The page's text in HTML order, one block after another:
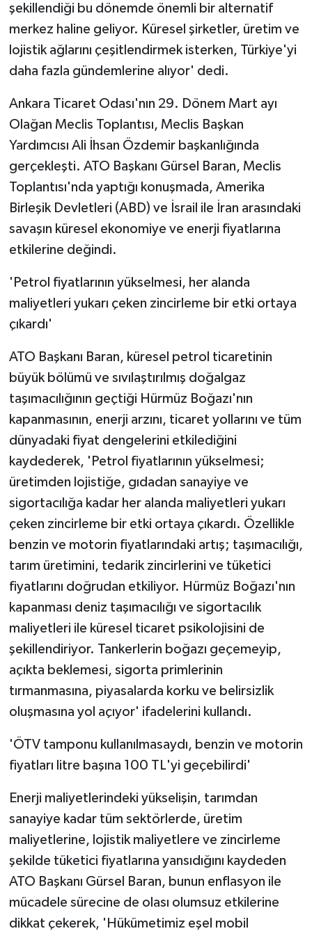
şekillendiği bu dönemde önemli bir alternatif
merkez haline geliyor. Küresel şirketler, üretim ve
lojistik ağlarını çeşitlendirmek isterken, Türkiye'yi
daha fazla gündemlerine alıyor' dedi.
Ankara Ticaret Odası'nın 29. Dönem Mart ayı
Olağan Meclis Toplantısı, Meclis Başkan
Yardımcısı Ali İhsan Özdemir başkanlığında
gerçekleşti. ATO Başkanı Gürsel Baran, Meclis
Toplantısı'nda yaptığı konuşmada, Amerika
Birleşik Devletleri (ABD) ve İsrail ile İran arasındaki
savaşın küresel ekonomiye ve enerji fiyatlarına
etkilerine değindi.
'Petrol fiyatlarının yükselmesi, her alanda
maliyetleri yukarı çeken zincirleme bir etki ortaya
çıkardı'
ATO Başkanı Baran, küresel petrol ticaretinin
büyük bölümü ve sıvılaştırılmış doğalgaz
taşımacılığının geçtiği Hürmüz Boğazı'nın
kapanmasının, enerji arzını, ticaret yollarını ve tüm
dünyadaki fiyat dengelerini etkilediğini
kaydederek, 'Petrol fiyatlarının yükselmesi;
üretimden lojistiğe, gıdadan sanayiye ve
sigortacılığa kadar her alanda maliyetleri yukarı
çeken zincirleme bir etki ortaya çıkardı. Özellikle
benzin ve motorin fiyatlarındaki artış; taşımacılığı,
tarım üretimini, tedarik zincirlerini ve tüketici
fiyatlarını doğrudan etkiliyor. Hürmüz Boğazı'nın
kapanması deniz taşımacılığı ve sigortacılık
maliyetleri ile küresel ticaret psikolojisini de
şekillendiriyor. Tankerlerin boğazı geçemeyip,
açıkta beklemesi, sigorta primlerinin
tırmanmasına, piyasalarda korku ve belirsizlik
oluşmasına yol açıyor' ifadelerini kullandı.
'ÖTV tamponu kullanılmasaydı, benzin ve motorin
fiyatları litre başına 100 TL'yi geçebilirdi'
Enerji maliyetlerindeki yükselişin, tarımdan
sanayiye kadar tüm sektörlerde, üretim
maliyetlerine, lojistik maliyetlere ve zincirleme
şekilde tüketici fiyatlarına yansıdığını kaydeden
ATO Başkanı Gürsel Baran, bunun enflasyon ile
mücadele sürecine de olası olumsuz etkilerine
dikkat çekerek, 'Hükümetimiz eşel mobil